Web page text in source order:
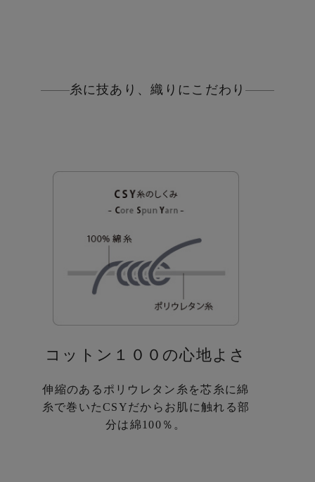
糸に技あり、織りにこだわり
コットン１００の心地よさ
伸縮のあるポリウレタン糸を芯糸に綿
糸で巻いたCSYだから お肌に触れる部
分は綿100％。